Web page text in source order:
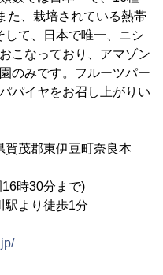
た、栽培されている熱帯
て、日本で唯一、ニシ
こなっており、アマゾン
のみです。フルーツパー
パイヤをお召し上がりい
茂郡東伊豆町奈良本
時30分まで)
駅より徒歩1分